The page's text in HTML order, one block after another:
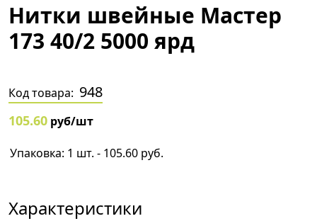
Нитки швейные Мастер
173 40/2 5000 ярд
Код товара: 948
105.60 руб/шт
Упаковка: 1 шт. - 105.60 руб.
Характеристики